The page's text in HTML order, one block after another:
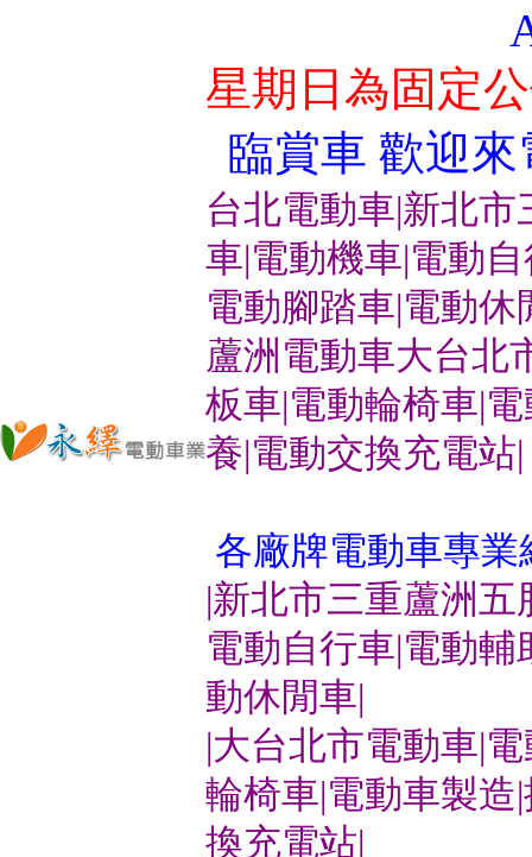
星期日為固定
臨賞車 歡迎來
台北電動車|新北
車|電動機車|電動
電動腳踏車|電動休
蘆洲電動車大台北
板車|電動輪椅車|
養|電動交換充電站|
各廠牌電動車專業
|新北市三重蘆洲
電動自行車|電動
動休閒車|
|大台北市電動車|
輪椅車|電動車製造
換充電站|